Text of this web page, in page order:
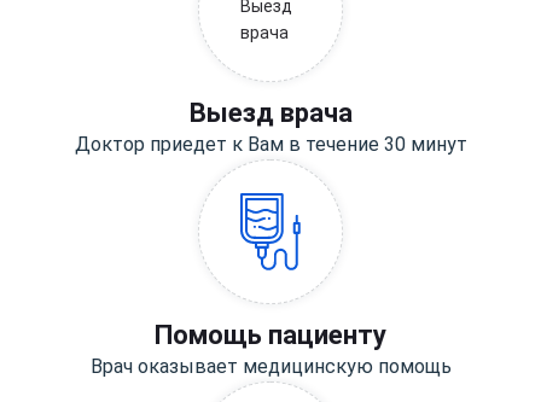
Выезд врача
Доктор приедет к Вам в течение 30 минут
Помощь пациенту
Врач оказывает медицинскую помощь